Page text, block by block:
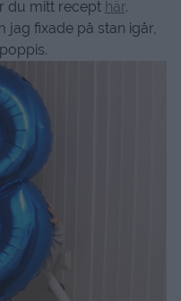
du mitt recept här.
jag fixade på stan igår,